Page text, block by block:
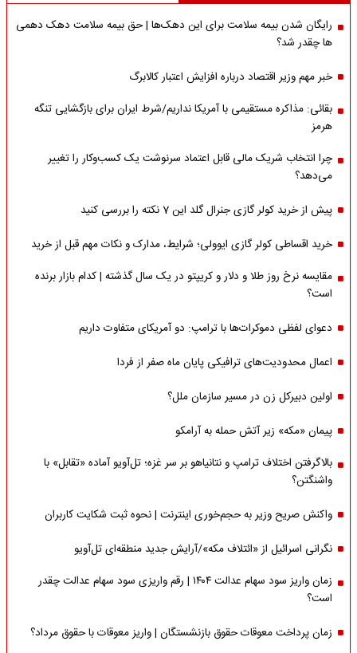
رایگان شدن بیمه سلامت برای این دهک‌ها | حق بیمه‌ سلامت دهک دهمی
ها چقدر شد؟
خبر مهم وزیر اقتصاد درباره افزایش اعتبار کالابرگ
بقائی: مذاکره مستقیمی با آمریکا نداریم/شرط ایران برای بازگشایی تنگه
هرمز
چرا انتخاب شریک مالی قابل اعتماد سرنوشت یک کسب‌وکار را تغییر
می‌دهد؟
پیش از خرید کولر گازی جنرال گلد این 7 نکته را بررسی کنید
خرید اقساطی کولر گازی ایوولی؛ شرایط، مدارک و نکات مهم قبل از خرید
مقایسه نرخ روز طلا و دلار و کریپتو در یک سال گذشته | کدام بازار برنده
است؟
دعوای لفظی دموکرات‌ها با ترامپ: دو آمریکای متفاوت داریم
اعمال محدودیت‌های ترافیکی پایان ماه صفر از فردا
اولین دبیرکل زن در مسیر سازمان‌ ملل؟
پیمان «مکه» زیر آتش حمله به آرامکو
بالاگرفتن اختلاف ترامپ و نتانیاهو بر سر غزه؛ تل‌آویو آماده «تقابل» با
واشنگتن؟
واکنش صریح وزیر به حجم‌خوری اینترنت | نحوه ثبت شکایت کاربران
نگرانی اسرائیل از «ائتلاف مکه»/آرایش جدید منطقه‌ای تل‌آویو
زمان واریز سود سهام عدالت ۱۴۰۴ | رقم واریزی سود سهام عدالت چقدر
است؟
زمان پرداخت معوقات حقوق بازنشستگان | واریز معوقات با حقوق مرداد؟